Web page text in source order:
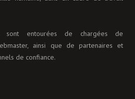
sont entourées de chargées de
ainsi que de partenaires et
de confiance.